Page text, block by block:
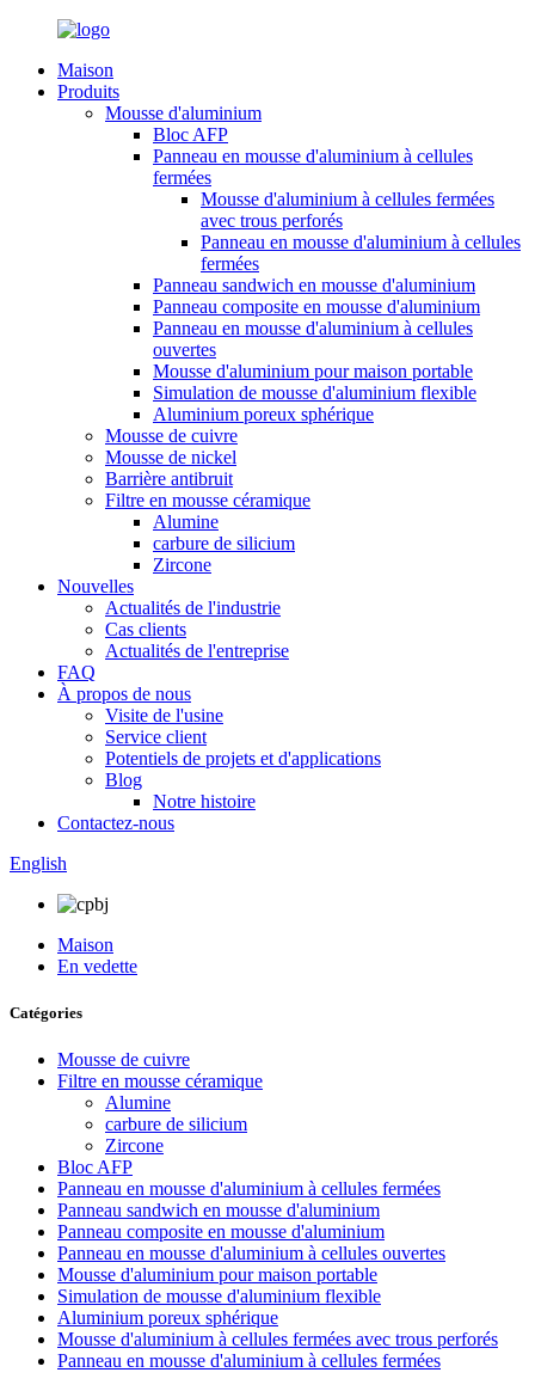
Maison
Produits
Mousse d'aluminium
Bloc AFP
Panneau en mousse d'aluminium à cellules
fermées
Mousse d'aluminium à cellules fermées
avec trous perforés
Panneau en mousse d'aluminium à cellules
fermées
Panneau sandwich en mousse d'aluminium
Panneau composite en mousse d'aluminium
Panneau en mousse d'aluminium à cellules
ouvertes
Mousse d'aluminium pour maison portable
Simulation de mousse d'aluminium flexible
Aluminium poreux sphérique
Mousse de cuivre
Mousse de nickel
Barrière antibruit
Filtre en mousse céramique
Alumine
carbure de silicium
Zircone
Nouvelles
Actualités de l'industrie
Cas clients
Actualités de l'entreprise
FAQ
À propos de nous
Visite de l'usine
Service client
Potentiels de projets et d'applications
Blog
Notre histoire
Contactez-nous
English
Maison
En vedette
Catégories
Mousse de cuivre
Filtre en mousse céramique
Alumine
carbure de silicium
Zircone
Bloc AFP
Panneau en mousse d'aluminium à cellules fermées
Panneau sandwich en mousse d'aluminium
Panneau composite en mousse d'aluminium
Panneau en mousse d'aluminium à cellules ouvertes
Mousse d'aluminium pour maison portable
Simulation de mousse d'aluminium flexible
Aluminium poreux sphérique
Mousse d'aluminium à cellules fermées avec trous perforés
Panneau en mousse d'aluminium à cellules fermées